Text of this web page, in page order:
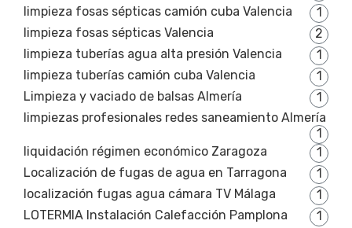
limpieza fosas sépticas camión cuba Valencia
1
limpieza fosas sépticas Valencia
2
limpieza tuberías agua alta presión Valencia
1
limpieza tuberías camión cuba Valencia
1
Limpieza y vaciado de balsas Almería
1
limpiezas profesionales redes saneamiento Almería
1
liquidación régimen económico Zaragoza
1
Localización de fugas de agua en Tarragona
1
localización fugas agua cámara TV Málaga
1
LOTERMIA Instalación Calefacción Pamplona
1